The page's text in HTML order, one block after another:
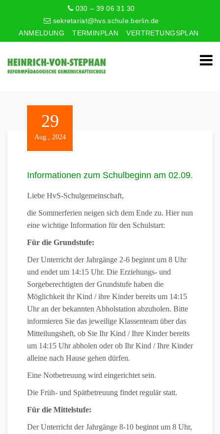
030 – 39 06 31 30
sekretariat@hvs.schule.berlin.de
ANMELDUNG
TERMINPLAN VERTRETUNGSPLAN
29
Aug., 2024
Informationen zum Schulbeginn am 02.09.
Liebe HvS-Schulgemeinschaft,
die Sommerferien neigen sich dem Ende zu. Hier nun
eine wichtige Information für den Schulstart:
Für die Grundstufe:
Der Unterricht der Jahrgänge 2-6 beginnt um 8 Uhr
und endet um 14:15 Uhr. Die Erziehungs- und
Sorgeberechtigten der Grundstufe haben die
Möglichkeit ihr Kind / ihre Kinder bereits um 14:15
Uhr an der bekannten Abholstation abzuholen. Bitte
informieren Sie das jeweilige Klassenteam über das
Mitteilungsheft, ob Sie Ihr Kind / Ihre Kinder bereits
um 14:15 Uhr abholen oder ob Ihr Kind / Ihre Kinder
alleine nach Hause gehen dürfen.
Eine Notbetreuung wird eingerichtet sein.
Die Früh- und Spätbetreuung findet regulär statt.
Für die Mittelstufe:
Der Unterricht der Jahrgänge 8-10 beginnt um 8 Uhr,